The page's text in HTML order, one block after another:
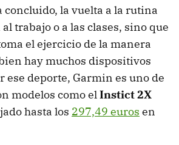
concluido, la vuelta a la rutina
trabajo o a las clases, sino que
el ejercicio de la manera
hay muchos dispositivos
deporte, Garmin es uno de
modelos como elInstict 2X
hasta los 297,49 euros en